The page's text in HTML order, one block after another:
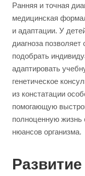
Ранняя и точная
медицинская
и адаптации. У
диагноза
подобрать
адаптировать
генетическое
из констатации
помогающую
полноценную жизнь
нюансов организма.